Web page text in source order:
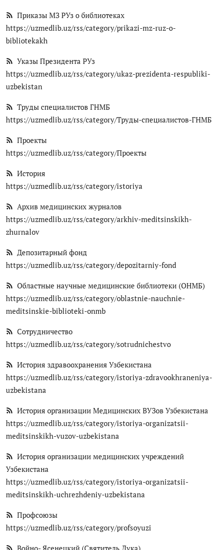
Приказы МЗ РУз о библиотеках
https://uzmedlib.uz/rss/category/prikazi-mz-ruz-o-
bibliotekakh
Указы Президента РУз
https://uzmedlib.uz/rss/category/ukaz-prezidenta-respubliki-
uzbekistan
Труды специалистов ГНМБ
https://uzmedlib.uz/rss/category/Труды-специалистов-ГНМБ
Проекты
https://uzmedlib.uz/rss/category/Проекты
История
https://uzmedlib.uz/rss/category/istoriya
Архив медицинских журналов
https://uzmedlib.uz/rss/category/arkhiv-meditsinskikh-
zhurnalov
Депозитарный фонд
https://uzmedlib.uz/rss/category/depozitarniy-fond
Областные научные медицинские библиотеки (ОНМБ)
https://uzmedlib.uz/rss/category/oblastnie-nauchnie-
meditsinskie-biblioteki-onmb
Сотрудничество
https://uzmedlib.uz/rss/category/sotrudnichestvo
История здравоохранения Узбекистана
https://uzmedlib.uz/rss/category/istoriya-zdravookhraneniya-
uzbekistana
История организации Медицинских ВУЗов Узбекистана
https://uzmedlib.uz/rss/category/istoriya-organizatsii-
meditsinskikh-vuzov-uzbekistana
История организации медицинских учреждений
Узбекистана
https://uzmedlib.uz/rss/category/istoriya-organizatsii-
meditsinskikh-uchrezhdeniy-uzbekistana
Профсоюзы
https://uzmedlib.uz/rss/category/profsoyuzi
Войно- Ясенецкий (Святитель Лука)